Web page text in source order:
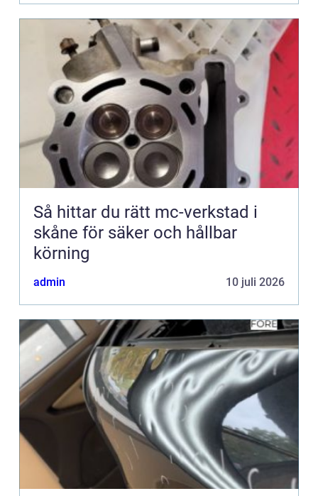
Så hittar du rätt mc-verkstad i
skåne för säker och hållbar
körning
admin 10 juli 2026